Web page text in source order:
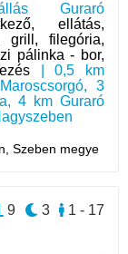
Guraró
ellátás,
grill, filegória,
pálinka - bor,
| 0,5 km
3
4 km Guraró
Szeben megye
1 - 17
3
9